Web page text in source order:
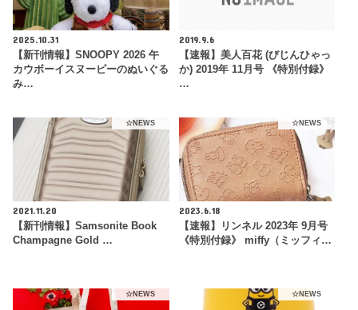
2025.10.31
【新刊情報】SNOOPY 2026 午
カウボーイスヌーピーのぬいぐる
み…
2019.9.6
【速報】美人百花 (びじんひゃっ
か) 2019年 11月号 《特別付録》
…
☆NEWS
2021.11.20
【新刊情報】Samsonite Book
Champagne Gold …
☆NEWS
2023.6.18
【速報】リンネル 2023年 9月号
《特別付録》 miffy（ミッフィ…
☆NEWS ☆NEWS